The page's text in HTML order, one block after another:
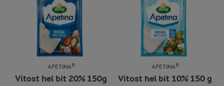
APETINA®
Vitost hel bit 20% 150g
APETINA®
Vitost hel bit 10% 150 g